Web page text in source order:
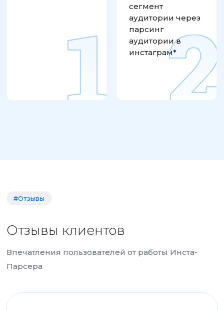
сегмент
аудитории через
парсинг
аудитории в
инстаграм*
#Отзывы
Отзывы клиентов
Впечатления пользователей от работы Инста-
Парсера